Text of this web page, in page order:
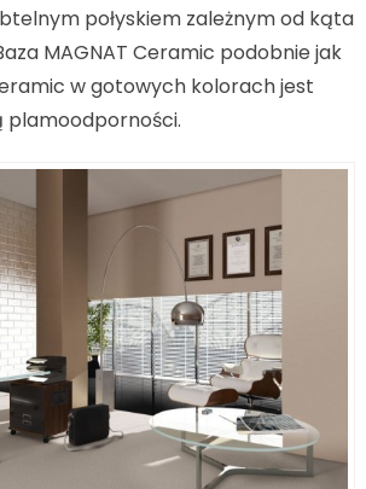
połyskiem zależnym od kąta
MAGNAT Ceramic podobnie jak
w gotowych kolorach jest